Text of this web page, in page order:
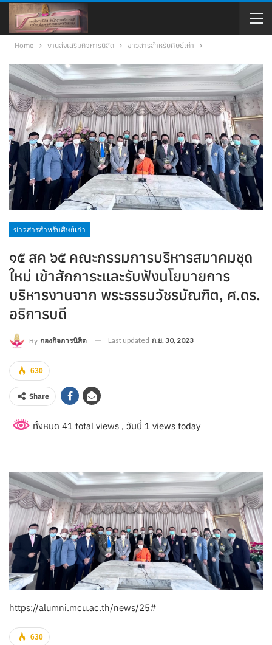
Home งานส่งเสริมกิจการนิสิต ข่าวสารสำหรับศิษย์เก่า
ข่าวสารสำหรับศิษย์เก่า
๑๕ สค ๖๕ คณะกรรมการบริหารสมาคมชุด
ใหม่ เข้าสักการะและรับฟังนโยบายการ
บริหารงานจาก พระธรรมวัชรบัณฑิต, ศ.ดร.
อธิการบดี
By กองกิจการนิสิต Last updated ก.ย. 30, 2023
630
Share
ทั้งหมด 41 total views , วันนี้ 1 views today
https://alumni.mcu.ac.th/news/25#
630